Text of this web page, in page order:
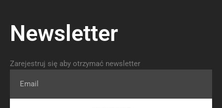
Newsletter
Zarejestruj się aby otrzymać newsletter